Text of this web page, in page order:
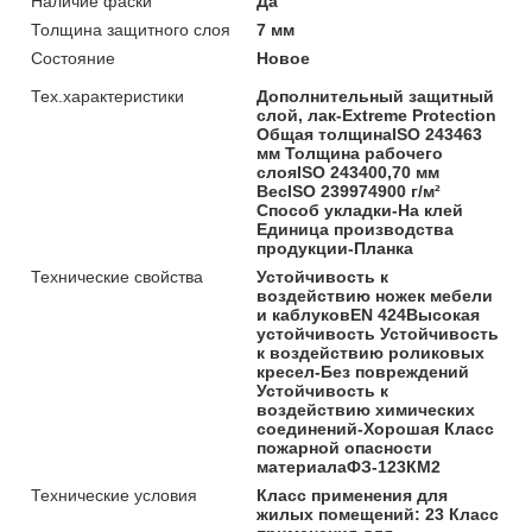
Толщина защитного слоя
7 мм
Состояние
Новое
Тех.характеристики
Дополнительный защитный
слой, лак-Extreme Protection
Общая толщинаISO 243463
мм Толщина рабочего
слояISO 243400,70 мм
ВесISO 239974900 г/м²
Способ укладки-На клей
Единица производства
продукции-Планка
Технические свойства
Устойчивость к
воздействию ножек мебели
и каблуковEN 424Высокая
устойчивость Устойчивость
к воздействию роликовых
кресел-Без повреждений
Устойчивость к
воздействию химических
соединений-Хорошая Класс
пожарной опасности
материалаФЗ-123КМ2
Технические условия
Класс применения для
жилых помещений: 23 Класс